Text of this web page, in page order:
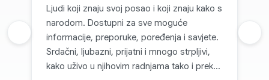
Ljudi koji znaju svoj posao i koji znaju kako s
narodom. Dostupni za sve moguće
informacije, preporuke, poređenja i savjete.
Srdačni, ljubazni, prijatni i mnogo strpljivi,
kako uživo u njihovim radnjama tako i preko
Prethodna recenzija